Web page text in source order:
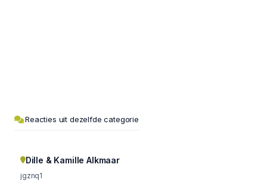
Reacties uit dezelfde categorie
Dille & Kamille Alkmaar
jgznq1